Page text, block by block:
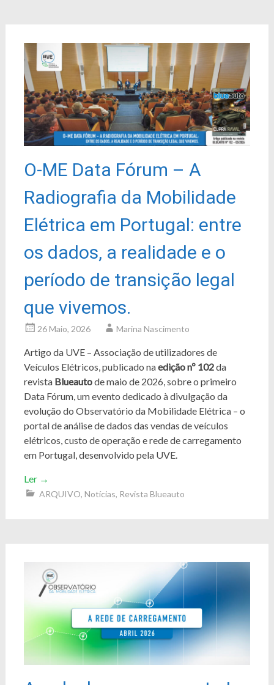
O-ME Data Fórum – A
Radiografia da Mobilidade
Elétrica em Portugal: entre
os dados, a realidade e o
período de transição legal
que vivemos.
26 Maio, 2026 Marina Nascimento
Artigo da UVE – Associação de utilizadores de
Veículos Elétricos, publicado naedição nº 102da
revista Blueautode maio de 2026, sobre o primeiro
Data Fórum, um evento dedicado à divulgação da
evolução do Observatório da Mobilidade Elétrica – o
portal de análise de dados das vendas de veículos
elétricos, custo de operação e rede de carregamento
em Portugal, desenvolvido pela UVE.
Ler →
ARQUIVO, Notícias, Revista Blueauto